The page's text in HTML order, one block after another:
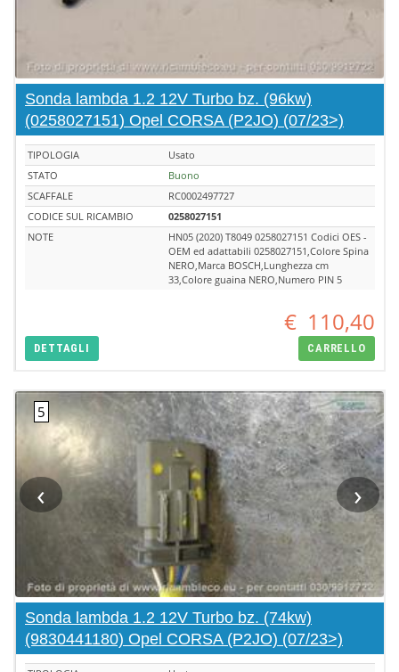
Sonda lambda 1.2 12V Turbo bz. (96kw)
(0258027151) Opel CORSA (P2JO) (07/23>)
TIPOLOGIA
Usato
STATO
Buono
SCAFFALE
RC0002497727
CODICE SUL RICAMBIO
0258027151
NOTE
HN05 (2020) T8049 0258027151 Codici OES -
OEM ed adattabili 0258027151,Colore Spina
NERO,Marca BOSCH,Lunghezza cm
33,Colore guaina NERO,Numero PIN 5
€ 110,40
DETTAGLI CARRELLO
‹ ›
Sonda lambda 1.2 12V Turbo bz. (74kw)
(9830441180) Opel CORSA (P2JO) (07/23>)